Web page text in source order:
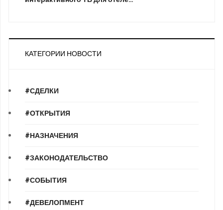
КАТЕГОРИИ НОВОСТИ
#СДЕЛКИ
#ОТКРЫТИЯ
#НАЗНАЧЕНИЯ
#ЗАКОНОДАТЕЛЬСТВО
#СОБЫТИЯ
#ДЕВЕЛОПМЕНТ